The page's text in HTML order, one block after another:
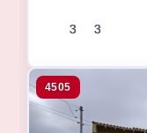
3 3
4505